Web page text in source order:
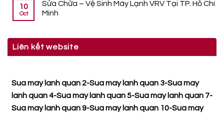
10
Oct
Sửa Chữa – Vệ Sinh Máy Lạnh VRV Tại TP. Hồ Chí
Minh
Liên kết website
Sua may lanh quan 2-Sua may lanh quan 3-Sua may
lanh quan 4-Sua may lanh quan 5-Sua may lanh quan 7-
Sua may lanh quan 9-Sua may lanh quan 10-Sua may